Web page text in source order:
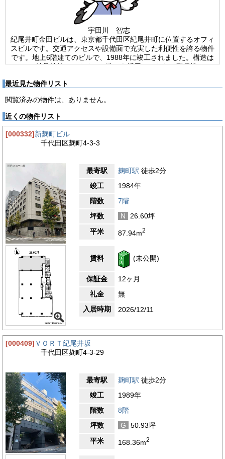
宇田川 智志
紀尾井町金田ビルは、東京都千代田区紀尾井町に位置するオフィ
スビルです。交通アクセスや設備面で充実した利便性を誇る物件
です。地上6階建てのビルで、1988年に竣工されました。構造は
SRC（鉄骨鉄筋コンクリート造）を採用しており、耐震性につ
は33.28坪で、中規模オフィスとしての利用に適しており、さま
す。最寄駅の東京メトロ有楽町線の麹町駅から徒歩2分という駅
近の好立地を誇り、半蔵門線の半蔵門駅も徒歩5分で利用可能で
す。さらに、南北線の永田町駅まで徒歩6分、JR総武線の四ツ谷
駅と銀座線の赤坂見附駅へも徒歩8分と、複数の路線・駅へのア
クセスが可能です。都内各所への移動がスムーズで、ビジネス活
動の拠点として高い利便性を発揮します。通勤はもちろんのこ
大きなアドバンテージとなります。ワンフロア・ワンテナントタ
イプの貸室で、空調設備は個別空調システムを採用、フロアごと
に調整が可能です。トイレは室内男女別トイレを完備しているの
で快適なオフィス環境です。紀尾井町金田ビルは、アクセスの良
さと安全性、快適性を兼ね備えたオフィスビルとして、都心での
拠点を求める企業にとっておすすめの物件です。
【周辺ガイド】
紀尾井町金田ビルは、東京都千代田区紀尾井町に位置し、オフィ
ス立地として非常に魅力的な環境にあります。このエリアは千代
田区の中でも特にビジネス需要が高く、行政機関や企業の本社が
多く集まる地域として知られています。紀尾井町は歴史的な名残
を持つエリアでありながら、現代的なオフィスビルや高級ホテル
が立ち並ぶ洗練された雰囲気が特徴的です。都心でありながらも
落ち着いた環境を持ち、ビジネス活動に適した場所として多くの
企業に支持されています。交通アクセスの利便性もこのエリアの
魅力の一つです。紀尾井町金田ビルは東京メトロ有楽町線の麹町
駅から徒歩2分という抜群の立地に位置しており、都内主要エリ
アへの移動が非常にスムーズです。また、半蔵門線の半蔵門駅へ
は徒歩5分、南北線の永田町駅へは徒歩6分でアクセス可能で
す。さらに、JR総武線が利用できる四ツ谷駅や、銀座線と丸ノ
内線が通る赤坂見附駅も徒歩8分の距離にあり、複数の駅や路線
す。このようなアクセスの良さは、オフィスの立地条件として非
常に重要な要素であり、企業にとっての大きなメリットです。紀
尾井町エリアには豊かな緑が点在しており、ビジネス街でありな
がらリラックスできる空間も備わっています。ガーデンテラス紀
尾井町や清水谷公園といった自然を感じられるスポットがあり、
都会の喧騒の中でも静かに落ち着ける環境が整っています。周辺
には多様な飲食店やカフェが揃っており、ランチタイムや打ち合
わせ後の一息つきたい場面でも便利です。紀尾井町金田ビルは、
このような利便性と快適さを兼ね備えたエリアに立地しており、
企業にとって理想的なオフィス環境を提供する物件です。
最近見た物件リスト
閲覧済みの物件は、ありません。
近くの物件リスト
[000332]新麹町ビル
千代田区麹町4-3-3
最寄駅 麹町駅 徒歩2分
竣工
1984年
階数
7階
坪数
N
26.60坪
平米
87.94m2
賃料 (未公開)
保証金
12ヶ月
礼金
無
入居時期
2026/12/11
[000409] ＶＯＲＴ紀尾井坂
千代田区麹町4-3-29
最寄駅 麹町駅 徒歩2分
竣工
1989年
階数
8階
坪数
G
50.93坪
平米
168.36m2